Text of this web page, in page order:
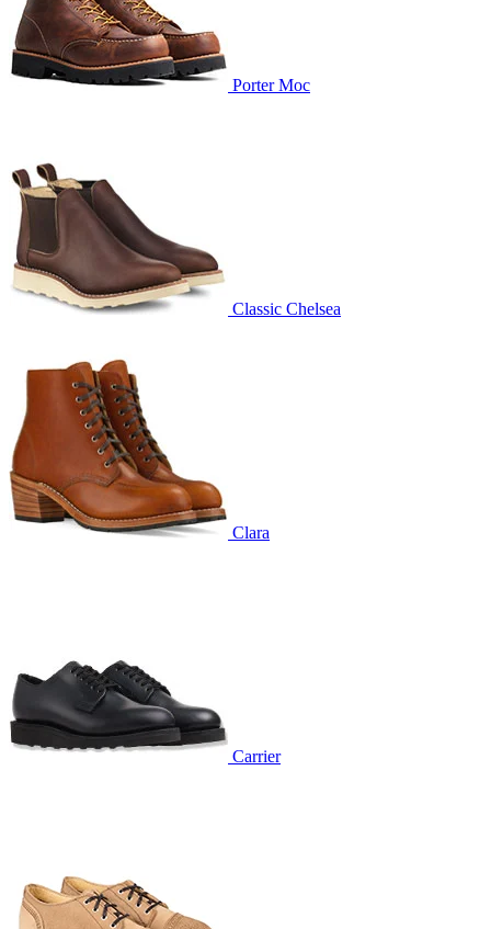
Porter Moc
Classic Chelsea
Clara
Carrier